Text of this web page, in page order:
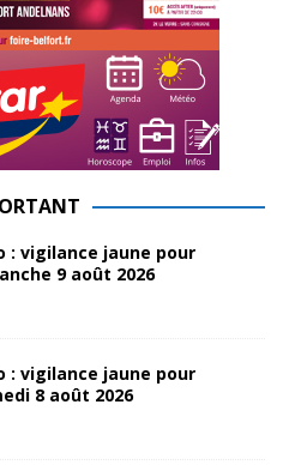
: vigilance jaune pour
9 août 2026
: vigilance jaune pour
8 août 2026